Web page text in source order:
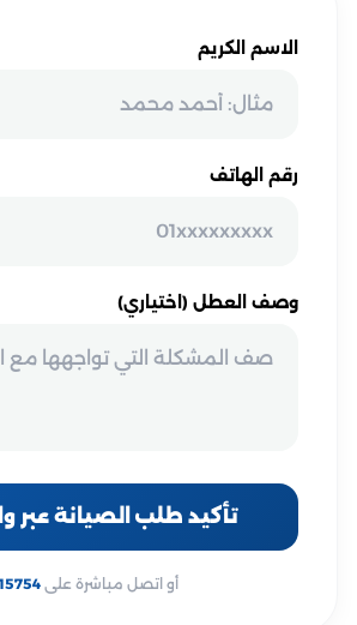
الاسم الكريم
رقم الهاتف
وصف العطل (اختياري)
تأكيد طلب الصيانة عبر
أو اتصل مباشرة على 15754